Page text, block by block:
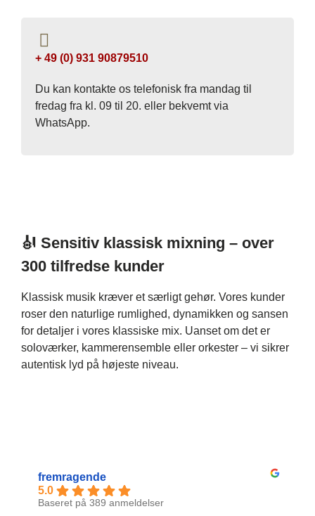
+ 49 (0) 931 90879510
Du kan kontakte os telefonisk fra mandag til
fredag ​​fra kl. 09 til 20. eller bekvemt via
WhatsApp.
🎻 Sensitiv klassisk mixning – over
300 tilfredse kunder
Klassisk musik kræver et særligt gehør. Vores kunder
roser den naturlige rumlighed, dynamikken og sansen
for detaljer i vores klassiske mix. Uanset om det er
soloværker, kammerensemble eller orkester – vi sikrer
autentisk lyd på højeste niveau.
fremragende
5.0
Baseret på 389 anmeldelser